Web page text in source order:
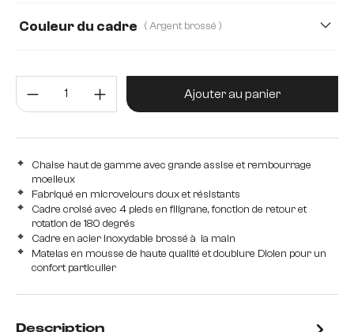
Couleur du cadre ( Argent brossé )
Quantité de produit : Entrez la
Ajouter au panier
Chaise haut de gamme avec grande assise et rembourrage
moelleux
Fabriqué en microvelours doux et résistants
Cadre croisé avec 4 pieds en filigrane, fonction de retour et
rotation de 180 degrés
Cadre en acier inoxydable brossé à la main
Matelas en mousse de haute qualité et doublure Diolen pour un
confort particulier
Description